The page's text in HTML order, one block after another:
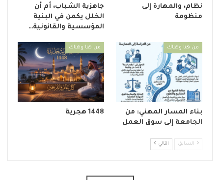
نظام، والمهارة إلى
منظومة
جاهزية الشباب، أم أن
الخلل يكمن في البنية
المؤسسية والقانونية…
من هنا وهناك
بناء المسار المهني: من
الجامعة إلى سوق العمل
من هنا وهناك
1448 هجرية
السابق التالي